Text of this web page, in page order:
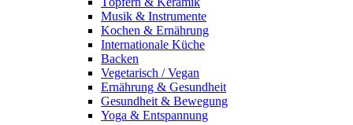
Musik & Instrumente
Kochen & Ernährung
Internationale Küche
Backen
Vegetarisch / Vegan
Ernährung & Gesundheit
Gesundheit & Bewegung
Yoga & Entspannung